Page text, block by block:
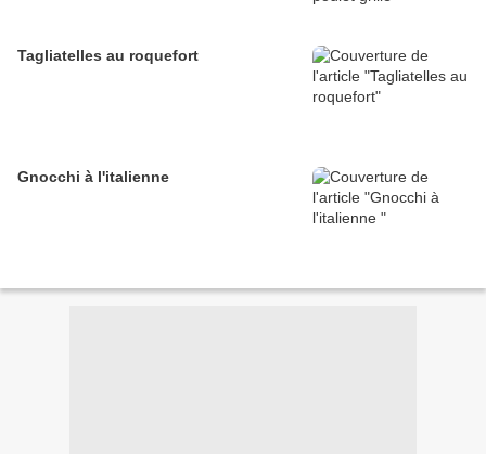
Tagliatelles au roquefort
Gnocchi à l'italienne